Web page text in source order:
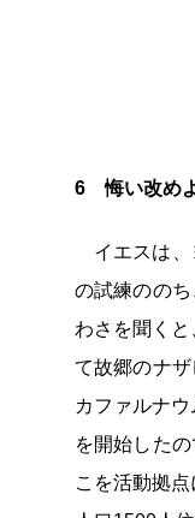
6 悔い改め
イエスは
の試練のの
わさを聞く
て故郷のナ
カファルナ
を開始した
こを活動拠